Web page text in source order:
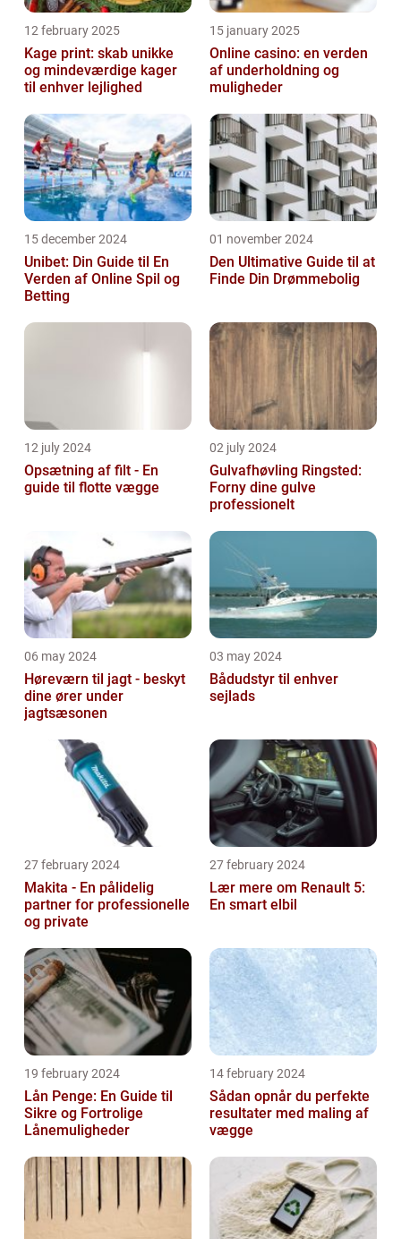
12 february 2025
Kage print: skab unikke
og mindeværdige kager
til enhver lejlighed
15 january 2025
Online casino: en verden
af underholdning og
muligheder
15 december 2024
Unibet: Din Guide til En
Verden af Online Spil og
Betting
01 november 2024
Den Ultimative Guide til at
Finde Din Drømmebolig
12 july 2024
Opsætning af filt - En
guide til flotte vægge
02 july 2024
Gulvafhøvling Ringsted:
Forny dine gulve
professionelt
06 may 2024
Høreværn til jagt - beskyt
dine ører under
jagtsæsonen
03 may 2024
Bådudstyr til enhver
sejlads
27 february 2024
Makita - En pålidelig
partner for professionelle
og private
27 february 2024
Lær mere om Renault 5:
En smart elbil
19 february 2024
Lån Penge: En Guide til
Sikre og Fortrolige
Lånemuligheder
14 february 2024
Sådan opnår du perfekte
resultater med maling af
vægge